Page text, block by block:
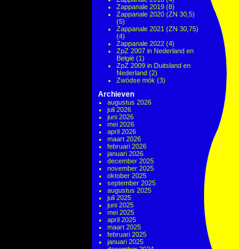
Zappanale 2019 (8)
Zappanale 2020 (ZN 30,5)
(5)
Zappanale 2021 (ZN 30,75)
(4)
Zappanale 2022 (4)
ZpZ 2007 in Nederland en
België (1)
ZpZ 2009 in Duitsland en
Nederland (2)
Zwödse mök (3)
Archieven
augustus 2026
juli 2026
juni 2026
mei 2026
april 2026
maart 2026
februari 2026
januari 2026
december 2025
november 2025
oktober 2025
september 2025
augustus 2025
juli 2025
juni 2025
mei 2025
april 2025
maart 2025
februari 2025
januari 2025